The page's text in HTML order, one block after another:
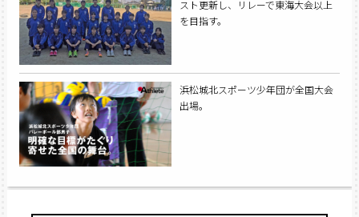
スト更新し、リレーで東海大会以上
を目指す。
浜松城北スポーツ少年団が全国大会
出場。